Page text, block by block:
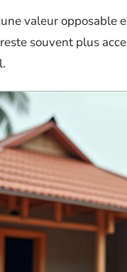
valeur
souvent plus